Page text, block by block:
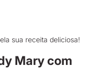
sua receita deliciosa!
Mary com